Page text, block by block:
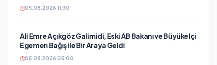
05.08.2026 11:30
Ali Emre Açıkgöz Galimidi, Eski AB Bakanı ve Büyükelçi
Egemen Bağış ile Bir Araya Geldi
05.08.2026 05:00